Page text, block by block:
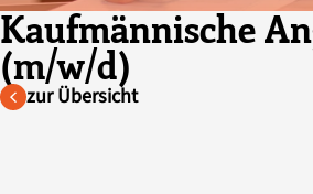
Kaufmännische
(m/w/d)
zur Übersicht